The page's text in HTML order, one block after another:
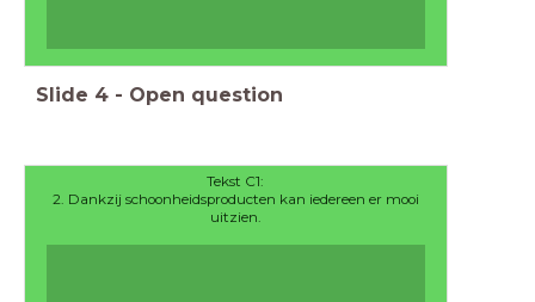
Slide 4 - Open question
Tekst C1:
2. Dankzij schoonheidsproducten kan iedereen er mooi
uitzien.